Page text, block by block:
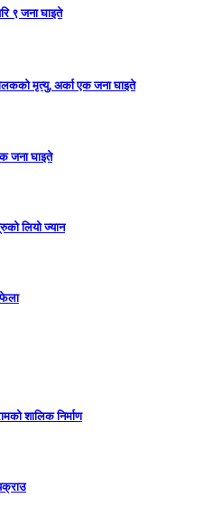
९ जना घाइते
मृत्यु, अर्का एक जना घाइते
जना घाइते
लियो ज्यान
शालिक निर्माण